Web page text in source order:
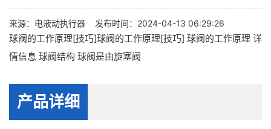
来源： 电液动执行器 发布时间：2024-04-13 06:29:26
球阀的工作原理[技巧]球阀的工作原理[技巧] 球阀的工作原理 详
情信息 球阀结构 球阀是由旋塞阀
产品详细